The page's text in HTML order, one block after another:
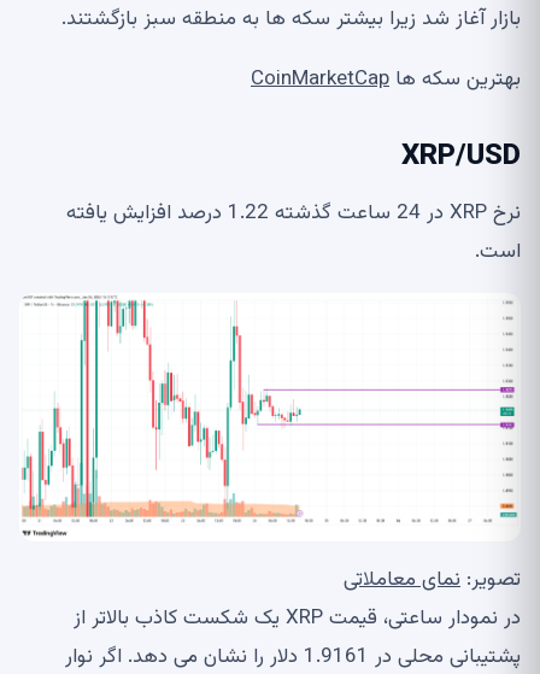
بازار آغاز شد زیرا بیشتر سکه ها به منطقه سبز بازگشتند.
بهترین سکه ها CoinMarketCap
XRP/USD
نرخ XRP در 24 ساعت گذشته 1.22 درصد افزایش یافته
است.
تصویر: نمای معاملاتی
در نمودار ساعتی، قیمت XRP یک شکست کاذب بالاتر از
پشتیبانی محلی در 1.9161 دلار را نشان می دهد. اگر نوار